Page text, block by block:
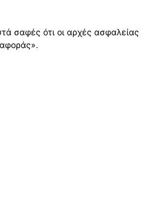
σαφές ότι οι αρχές ασφαλείας